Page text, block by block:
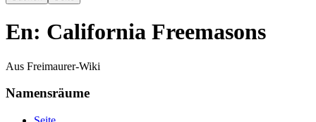
En: California Freemasons
Aus Freimaurer-Wiki
Namensräume